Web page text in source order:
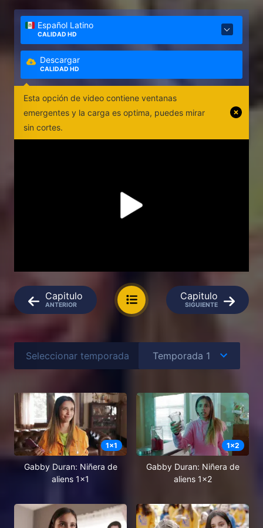
Español Latino
CALIDAD HD
Descargar
CALIDAD HD
Esta opción de video contiene ventanas
emergentes y la carga es optima, puedes mirar
sin cortes.
Capitulo
ANTERIOR
Capitulo
SIGUIENTE
Seleccionar temporada
1x1
Gabby Duran: Niñera de
aliens 1x1
1x2
Gabby Duran: Niñera de
aliens 1x2